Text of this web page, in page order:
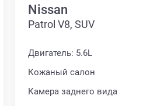
Nissan
Patrol V8, SUV
Двигатель: 5.6L
Кожаный салон
Камера заднего вида